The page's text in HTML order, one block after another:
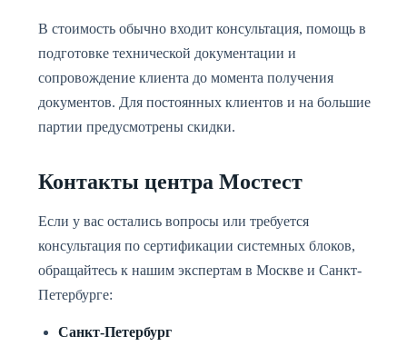
В стоимость обычно входит консультация, помощь в
подготовке технической документации и
сопровождение клиента до момента получения
документов. Для постоянных клиентов и на большие
партии предусмотрены скидки.
Контакты центра Мостест
Если у вас остались вопросы или требуется
консультация по сертификации системных блоков,
обращайтесь к нашим экспертам в Москве и Санкт-
Петербурге:
Санкт-Петербург